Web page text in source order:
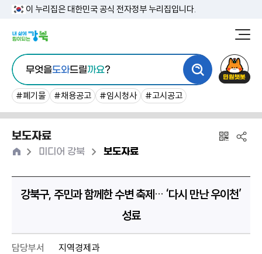
이 누리집은 대한민국 공식 전자정부 누리집입니다.
청
통
합
검
색
무엇을도와드릴까요?
#폐기물 #채용공고 #임시청사 #고시공고
원
보도자료
홈 >미디어 강북 >보도자료
강북구, 주민과 함께한 수변 축제… ‘다시 만난 우이천’
성료
담당부서 지역경제과